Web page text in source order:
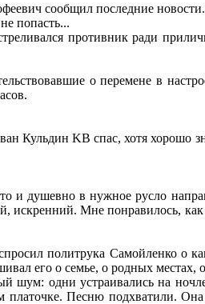
сообщил последние новости.
попасть...
противник ради
о перемене в
Кульдин KB спас, хотя хорошо
и душевно в нужное русло
искренний. Мне понравилось,
политрука Самойленко о
его о семье, о родных местах,
одни устраивались на
платочке. Песню подхватили.